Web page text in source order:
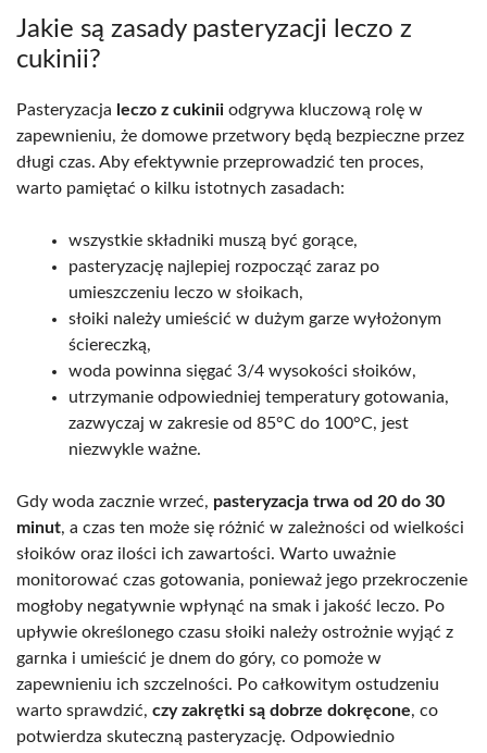
Jakie są zasady pasteryzacji leczo z
cukinii?
Pasteryzacja leczo z cukinii odgrywa kluczową rolę w
zapewnieniu, że domowe przetwory będą bezpieczne przez
długi czas. Aby efektywnie przeprowadzić ten proces,
warto pamiętać o kilku istotnych zasadach:
wszystkie składniki muszą być gorące,
pasteryzację najlepiej rozpocząć zaraz po
umieszczeniu leczo w słoikach,
słoiki należy umieścić w dużym garze wyłożonym
ściereczką,
woda powinna sięgać 3/4 wysokości słoików,
utrzymanie odpowiedniej temperatury gotowania,
zazwyczaj w zakresie od 85°C do 100°C, jest
niezwykle ważne.
Gdy woda zacznie wrzeć, pasteryzacja trwa od 20 do 30
minut, a czas ten może się różnić w zależności od wielkości
słoików oraz ilości ich zawartości. Warto uważnie
monitorować czas gotowania, ponieważ jego przekroczenie
mogłoby negatywnie wpłynąć na smak i jakość leczo. Po
upływie określonego czasu słoiki należy ostrożnie wyjąć z
garnka i umieścić je dnem do góry, co pomoże w
zapewnieniu ich szczelności. Po całkowitym ostudzeniu
warto sprawdzić, czy zakrętki są dobrze dokręcone, co
potwierdza skuteczną pasteryzację. Odpowiednio